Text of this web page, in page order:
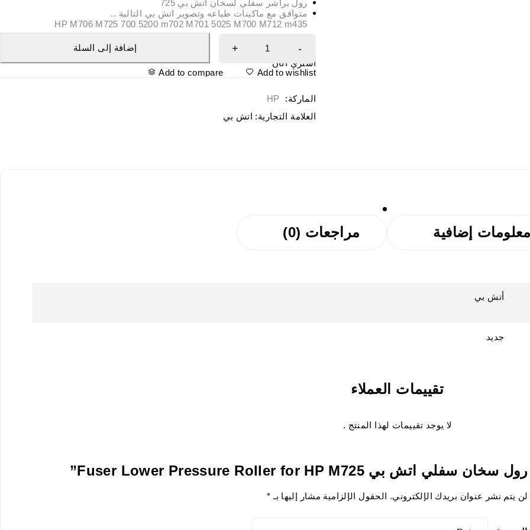
رول براشر سفلي لسخان اتش بي 725
متوافق مع ماكينات طباعه وتصوير اتش بي التالية ..
HP M706 M725 700 5200 m702 M701 5025 M700 M712 m435
إضافة إلى السلة
اشتري الآن
Add to wishlist
Add to compare
الماركة:
HP
العلامة التجارية: اتش بي
إضافية مراجعات (0)
أتش بي
جديد
تقييمات العملاء
لا يوجد تقييمات لهذا المنتج .
لن يتم نشر عنوان بريدك الإلكتروني. الحقول الإلزامية مشار إليها بـ *